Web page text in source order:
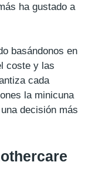
ha gustado a
basándonos en
coste y las
cada
la minicuna
decisión más